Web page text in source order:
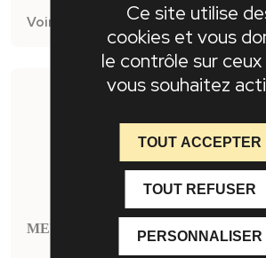
Voir la fiche produit
MEUBLE TV-HIFI 2 PORTES
Ce site utilise
cookies et vous
le contrôle sur ceux
vous souhaitez
TOUT ACCEPTER
TOUT REFUSER
PERSONNALISER